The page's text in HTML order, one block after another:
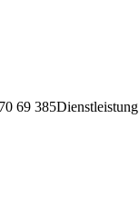
69 385Dienstleistung